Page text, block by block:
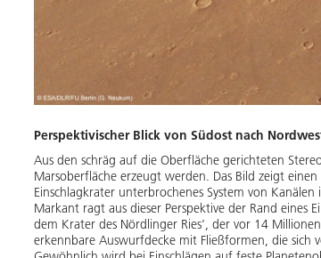
Perspektivischer Blick von Südost nach
Aus den schräg auf die Oberfläche gerichteten
Marsoberfläche erzeugt werden. Das Bild zeigt
Einschlagkrater unterbrochenes System von Kanälen
Markant ragt aus dieser Perspektive der Rand eines
dem Krater des Nördlinger Ries’, der vor 14
erkennbare Auswurfdecke mit Fließformen, die sich